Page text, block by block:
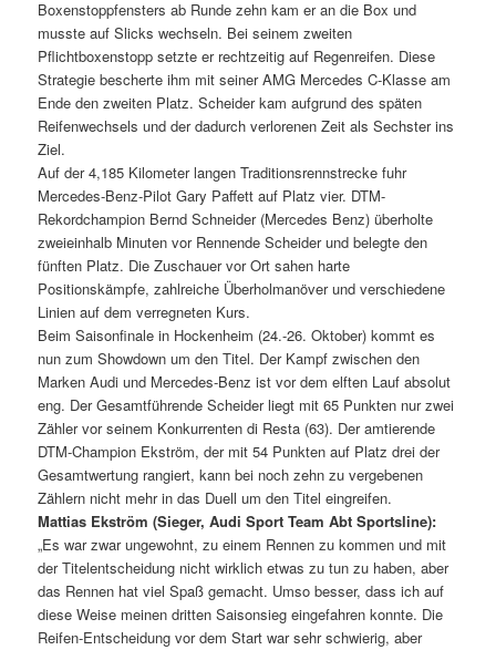
Boxenstoppfensters ab Runde zehn kam er an die Box und
musste auf Slicks wechseln. Bei seinem zweiten
Pflichtboxenstopp setzte er rechtzeitig auf Regenreifen. Diese
Strategie bescherte ihm mit seiner AMG Mercedes C-Klasse am
Ende den zweiten Platz. Scheider kam aufgrund des späten
Reifenwechsels und der dadurch verlorenen Zeit als Sechster ins
Ziel.
Auf der 4,185 Kilometer langen Traditionsrennstrecke fuhr
Mercedes-Benz-Pilot Gary Paffett auf Platz vier. DTM-
Rekordchampion Bernd Schneider (Mercedes Benz) überholte
zweieinhalb Minuten vor Rennende Scheider und belegte den
fünften Platz. Die Zuschauer vor Ort sahen harte
Positionskämpfe, zahlreiche Überholmanöver und verschiedene
Linien auf dem verregneten Kurs.
Beim Saisonfinale in Hockenheim (24.-26. Oktober) kommt es
nun zum Showdown um den Titel. Der Kampf zwischen den
Marken Audi und Mercedes-Benz ist vor dem elften Lauf absolut
eng. Der Gesamtführende Scheider liegt mit 65 Punkten nur zwei
Zähler vor seinem Konkurrenten di Resta (63). Der amtierende
DTM-Champion Ekström, der mit 54 Punkten auf Platz drei der
Gesamtwertung rangiert, kann bei noch zehn zu vergebenen
Zählern nicht mehr in das Duell um den Titel eingreifen.
Mattias Ekström (Sieger, Audi Sport Team Abt Sportsline):
„Es war zwar ungewohnt, zu einem Rennen zu kommen und mit
der Titelentscheidung nicht wirklich etwas zu tun zu haben, aber
das Rennen hat viel Spaß gemacht. Umso besser, dass ich auf
diese Weise meinen dritten Saisonsieg eingefahren konnte. Die
Reifen-Entscheidung vor dem Start war sehr schwierig, aber